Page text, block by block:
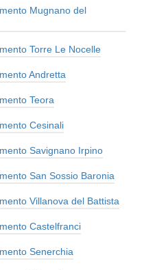
Mugnano del
Torre Le Nocelle
Andretta
Teora
Cesinali
Savignano Irpino
San Sossio Baronia
Villanova del Battista
Castelfranci
Senerchia